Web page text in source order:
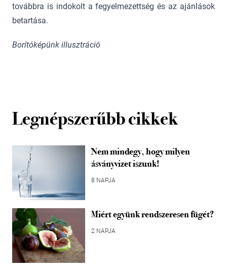
továbbra is indokolt a fegyelmezettség és az ajánlások
betartása.
Borítóképünk illusztráció
Legnépszerűbb cikkek
Nem mindegy, hogy milyen
ásványvizet iszunk!
8 NAPJA
Miért együnk rendszeresen fügét?
2 NAPJA